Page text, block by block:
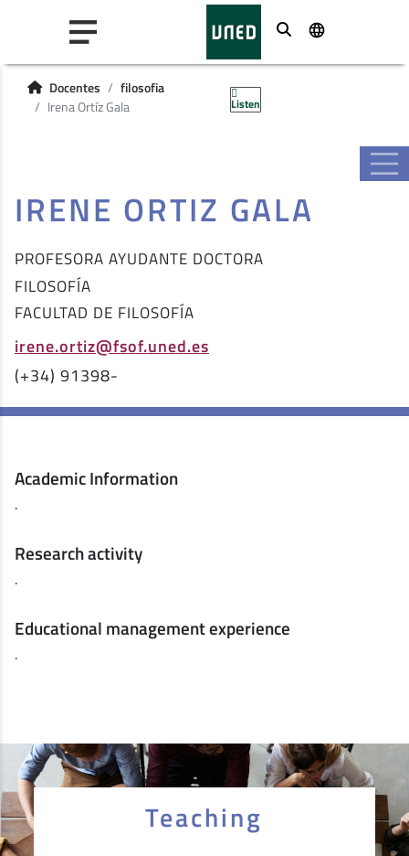
Buscar
Docentes
filosofia
Irena Ortíz Gala
Listen
IRENE ORTIZ GALA
PROFESORA AYUDANTE DOCTORA
FILOSOFÍA
FACULTAD DE FILOSOFÍA
irene.ortiz@fsof.uned.es
(+34) 91398-
Academic Information
.
Research activity
.
Educational management experience
.
Teaching